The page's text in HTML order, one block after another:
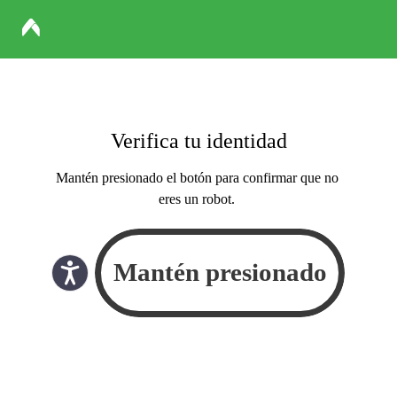
Verifica tu identidad
Mantén presionado el botón para confirmar que no
eres un robot.